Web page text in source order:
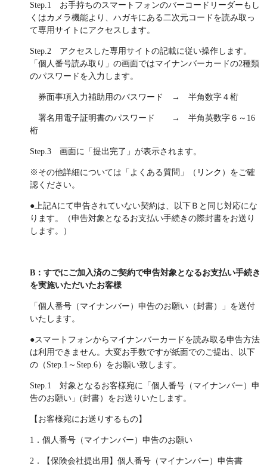
変額保険
マーケットリンク
Step.1 お手持ちのスマートフォンのバーコードリーダーもし
くはカメラ機能より、ハガキにある二次元コードを読み取っ
て専用サイトにアクセスします。
Step.2 アクセスした専用サイトの記載に従い操作します。
「個人番号読み取り」の画面ではマイナンバーカードの2種類
のパスワードを入力します。
券面事項入力補助用のパスワード → 半角数字４桁
署名用電子証明書のパスワード → 半角英数字６～16
桁
Step.3 画面に「提出完了」が表示されます。
※その他詳細については「よくある質問」（ リンク ）をご確
認ください。
●上記Aにて申告されていない契約は、以下Ｂと同じ対応にな
ります。（申告対象となるお支払い手続きの際封書をお送り
します。）
B：すでにご加入済のご契約で申告対象となるお支払い手続き
を実施いただいたお客様
「個人番号（マイナンバー）申告のお願い（封書）」を送付
いたします。
●スマートフォンからマイナンバーカードを読み取る申告方法
は利用できません。大変お手数ですが紙面でのご提出、以下
の（Step.1～Step.6）をお願い致します。
Step.1 対象となるお客様宛に「個人番号（マイナンバー）申
告のお願い」(封書）をお送りいたします。
【お客様宛にお送りするもの】
1．個人番号（マイナンバー）申告のお願い
2．【保険会社提出用】個人番号（マイナンバー）申告書